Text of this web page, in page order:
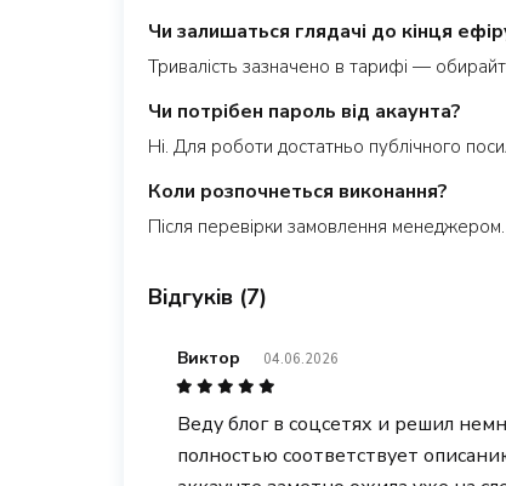
Чи залишаться глядачі до кінця
Тривалість зазначено в тарифі —
Чи потрібен пароль від акаунта?
Ні. Для роботи достатньо публічного
Коли розпочнеться виконання?
Після перевірки замовлення
Відгуків (7)
Виктор 04.06.2026
Веду блог в соцсетях и решил
полностью соответствует